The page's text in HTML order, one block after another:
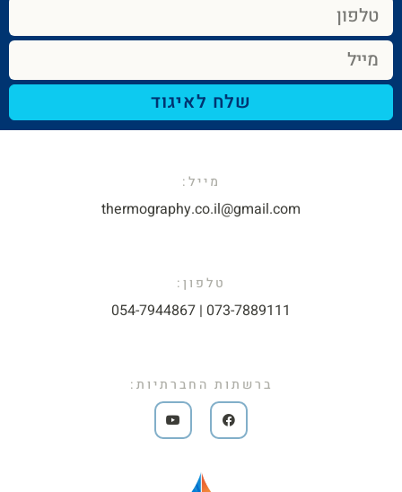
שלח לאיגוד
מייל:​
thermography.co.il@gmail.com​
טלפון:
073-7889111 | 054-7944867​
ברשתות החברתיות: